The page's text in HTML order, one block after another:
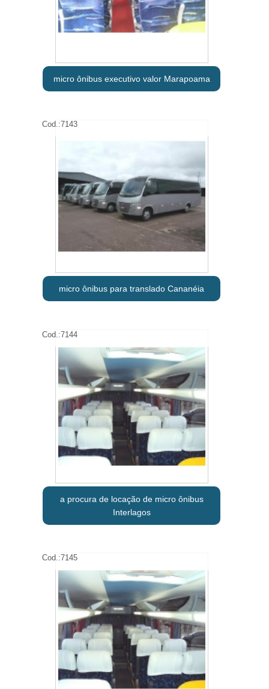
micro ônibus executivo valor Marapoama
Cod.:7143
micro ônibus para translado Cananéia
Cod.:7144
a procura de locação de micro ônibus
Interlagos
Cod.:7145